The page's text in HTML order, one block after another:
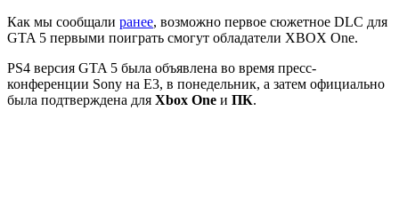
Как мы сообщали ранее, возможно первое сюжетное DLC для
GTA 5 первыми поиграть смогут обладатели XBOX One.
PS4 версия GTA 5 была объявлена во время пресс-
конференции Sony на E3, в понедельник, а затем официально
была подтверждена для Xbox One и ПК.